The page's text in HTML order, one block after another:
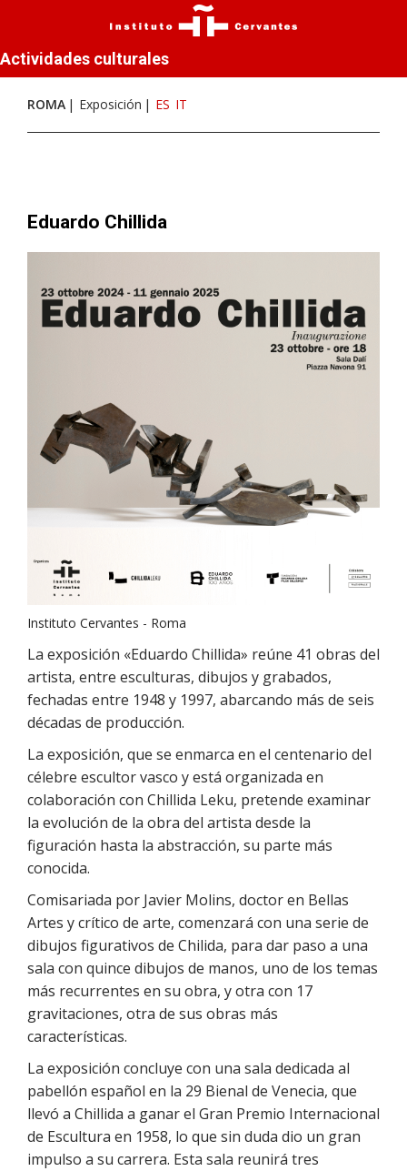
Actividades culturales
ROMA Exposición ES IT
Eduardo Chillida
Instituto Cervantes - Roma
La exposición «Eduardo Chillida» reúne 41 obras del
artista, entre esculturas, dibujos y grabados,
fechadas entre 1948 y 1997, abarcando más de seis
décadas de producción.
La exposición, que se enmarca en el centenario del
célebre escultor vasco y está organizada en
colaboración con Chillida Leku, pretende examinar
la evolución de la obra del artista desde la
figuración hasta la abstracción, su parte más
conocida.
Comisariada por Javier Molins, doctor en Bellas
Artes y crítico de arte, comenzará con una serie de
dibujos figurativos de Chilida, para dar paso a una
sala con quince dibujos de manos, uno de los temas
más recurrentes en su obra, y otra con 17
gravitaciones, otra de sus obras más
características.
La exposición concluye con una sala dedicada al
pabellón español en la 29 Bienal de Venecia, que
llevó a Chillida a ganar el Gran Premio Internacional
de Escultura en 1958, lo que sin duda dio un gran
impulso a su carrera. Esta sala reunirá tres